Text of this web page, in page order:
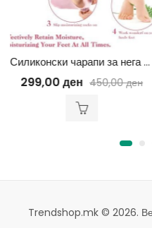
Силиконски чарапи за нега на стапало
299,00ден 450,00ден
Trendshop.mk © 2026.